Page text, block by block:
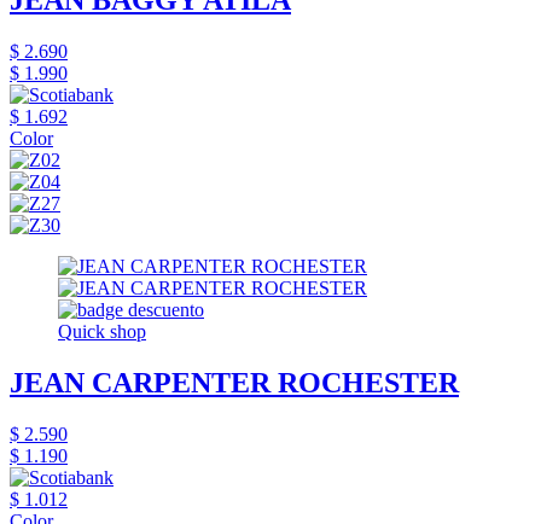
$ 2.690
$ 1.990
$ 1.692
Color
Quick shop
JEAN CARPENTER ROCHESTER
$ 2.590
$ 1.190
$ 1.012